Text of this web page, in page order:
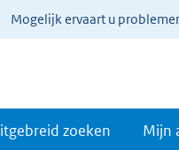
Mogelijk ervaart u
zoeken Mijn